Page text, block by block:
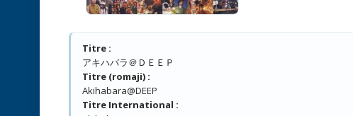
Titre :
アキハバラ＠ＤＥＥＰ
Titre (romaji) :
Akihabara@DEEP
Titre International :